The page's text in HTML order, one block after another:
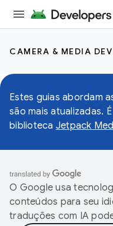
CAMERA & MEDIA
Estes guias abordam
são mais atualizadas.
biblioteca Jetpack
O Google usa
conteúdos para seu
traduções com IA